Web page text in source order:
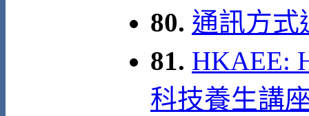
80. 通訊方式
81. HKAEE:
科技養生講